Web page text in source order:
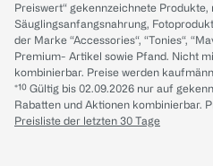
Preiswert“ gekennzeichnete
Säuglingsanfangsnahrung,
der Marke “Accessories“, “Tonies“,
Premium- Artikel sowie Pfand. Nicht
kombinierbar. Preise werden
*¹⁰ Gültig bis 02.09.2026 nur auf
Rabatten und Aktionen kombinierbar.
Preisliste der letzten 30 Tage